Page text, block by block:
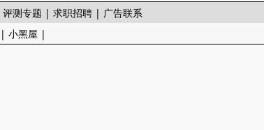
评测专题 |求职招聘 | 广告联系
|小黑屋 |